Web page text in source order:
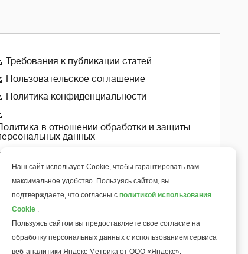
Требования к публикации статей
Пользовательское соглашение
Политика конфиденциальности
в отношении обработки и защиты
данных
2018 года
д.10, офис 211
6+
Наш сайт использует Cookie, чтобы гарантировать вам
максимальное удобство. Пользуясь сайтом, вы
подтверждаете, что согласны с политикой использования
Cookie .
Пользуясь сайтом вы предоставляете свое согласие на
обработку персональных данных с использованием сервиса
веб-аналитики Яндекс Метрика от ООО «Яндекс».